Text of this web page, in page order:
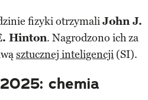
fizyki otrzymaliJohn J.
Hinton. Nagrodzono ich za
sztucznej inteligencji (SI).
chemia